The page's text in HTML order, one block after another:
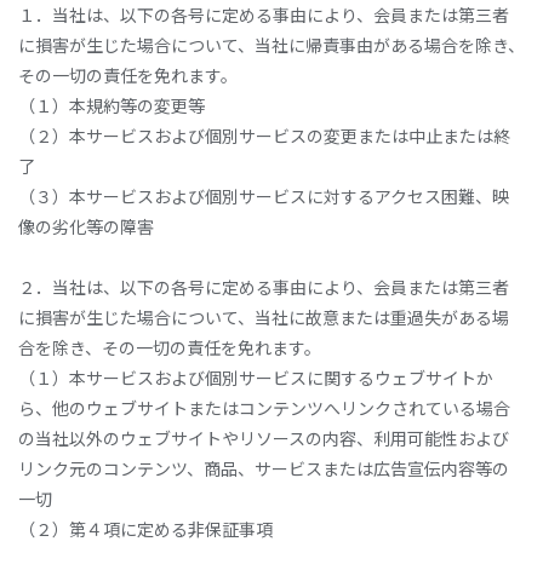
１．当社は、以下の各号に定める事由により、会員または第三者
に損害が生じた場合について、当社に帰責事由がある場合を除き、
その一切の責任を免れます。
（１）本規約等の変更等
（２）本サービスおよび個別サービスの変更または中止または終
了
（３）本サービスおよび個別サービスに対するアクセス困難、映
像の劣化等の障害
２．当社は、以下の各号に定める事由により、会員または第三者
に損害が生じた場合について、当社に故意または重過失がある場
合を除き、その一切の責任を免れます。
（１）本サービスおよび個別サービスに関するウェブサイトか
ら、他のウェブサイトまたはコンテンツへリンクされている場合
の当社以外のウェブサイトやリソースの内容、利用可能性および
リンク元のコンテンツ、商品、サービスまたは広告宣伝内容等の
一切
（２）第４項に定める非保証事項